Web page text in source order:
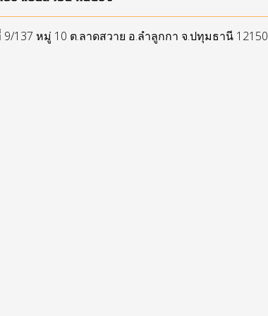
137 หมู่ 10 ต.ลาดสวาย อ.ลำลูกกา จ.ปทุมธานี 12150